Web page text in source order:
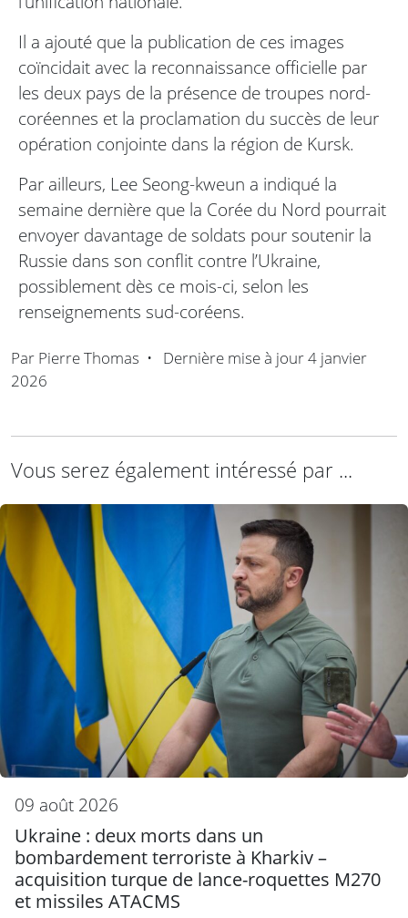
Il a ajouté que la publication de ces images
coïncidait avec la reconnaissance officielle par
les deux pays de la présence de troupes nord-
coréennes et la proclamation du succès de leur
opération conjointe dans la région de Kursk.
Par ailleurs, Lee Seong-kweun a indiqué la
semaine dernière que la Corée du Nord pourrait
envoyer davantage de soldats pour soutenir la
Russie dans son conflit contre l’Ukraine,
possiblement dès ce mois-ci, selon les
renseignements sud-coréens.
Par Pierre Thomas • Dernière mise à jour4 janvier
2026
Vous serez également intéressé par ...
09 août 2026
Ukraine : deux morts dans un
bombardement terroriste à Kharkiv –
acquisition turque de lance-roquettes M270
et missiles ATACMS